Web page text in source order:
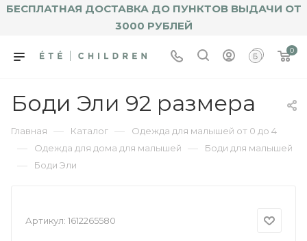
БЕСПЛАТНАЯ ДОСТАВКА ДО ПУНКТОВ ВЫДАЧИ ОТ
3000 РУБЛЕЙ
0
Боди Эли 92 размера
Главная — Каталог — Одежда для малышей от 0 до 4
— Одежда для дома для малышей — Боди для малышей
— Боди Эли
Артикул: 1612265580